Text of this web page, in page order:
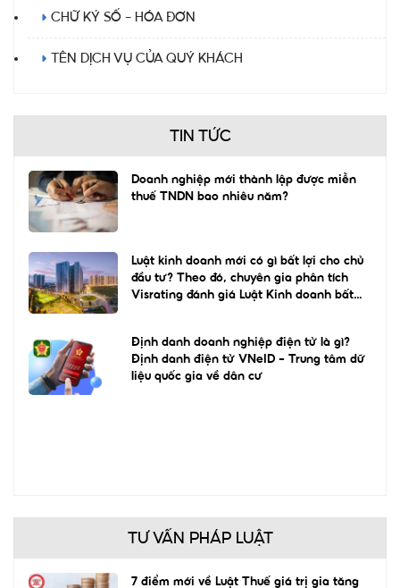
CHỮ KÝ SỐ - HÓA ĐƠN
TÊN DỊCH VỤ CỦA QUÝ KHÁCH
TIN TỨC
Doanh nghiệp mới thành lập được miễn
thuế TNDN bao nhiêu năm?
Luật kinh doanh mới có gì bất lợi cho chủ
đầu tư? Theo đó, chuyên gia phân tích
Visrating đánh giá Luật Kinh doanh bất
Định danh doanh nghiệp điện tử là gì?
Định danh điện tử VNeID – Trung tâm dữ
liệu quốc gia về dân cư
TƯ VẤN PHÁP LUẬT
7 điểm mới về Luật Thuế giá trị gia tăng